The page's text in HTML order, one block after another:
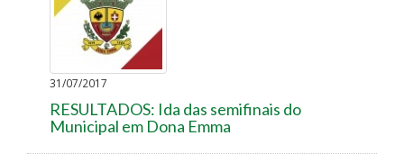
31/07/2017
RESULTADOS: Ida das semifinais do
Municipal em Dona Emma